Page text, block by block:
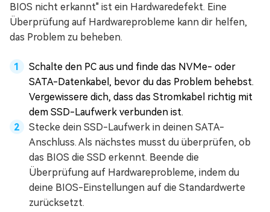
BIOS nicht erkannt" ist ein Hardwaredefekt. Eine
Überprüfung auf Hardwareprobleme kann dir helfen,
das Problem zu beheben.
Schalte den PC aus und finde das NVMe- oder
SATA-Datenkabel, bevor du das Problem behebst.
Vergewissere dich, dass das Stromkabel richtig mit
dem SSD-Laufwerk verbunden ist.
Stecke dein SSD-Laufwerk in deinen SATA-
Anschluss. Als nächstes musst du überprüfen, ob
das BIOS die SSD erkennt. Beende die
Überprüfung auf Hardwareprobleme, indem du
deine BIOS-Einstellungen auf die Standardwerte
zurücksetzt.